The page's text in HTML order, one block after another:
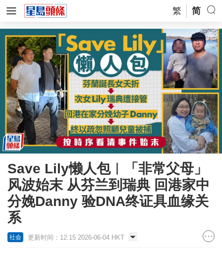
繁 简
Save Lily懒人包︱「非常父母」
风波始末 从芬兰到瑞典 回港家中
分娩Danny 验DNA终证具血缘关
系
社会 更新时间：12:15 2026-06-04 HKT